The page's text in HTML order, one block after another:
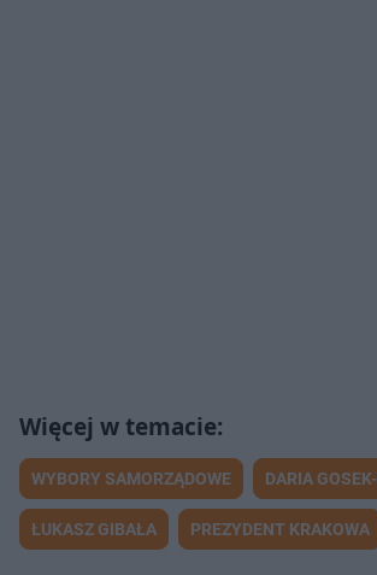
WYBORY SAMORZĄDOWE DARIA
ŁUKASZ GIBAŁA PREZYDENT KRAKOWA